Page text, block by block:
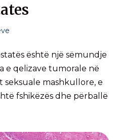
është një sëmundje
e qelizave tumorale në
seksuale mashkullore, e
fshikëzës dhe përballë